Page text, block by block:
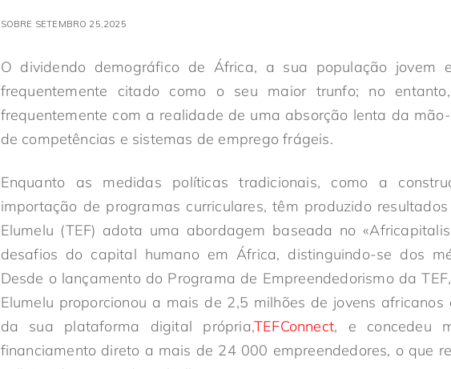
SOBRE SETEMBRO 25,2025
O dividendo demográfico de África, a sua população jovem
frequentemente citado como o seu maior trunfo; no
frequentemente com a realidade de uma absorção lenta da
de competências e sistemas de emprego frágeis.
Enquanto as medidas políticas tradicionais, como a
importação de programas curriculares, têm produzido
Elumelu (TEF) adota uma abordagem baseada no
desafios do capital humano em África, distinguindo-se dos
Desde o lançamento do Programa de Empreendedorismo da
Elumelu proporcionou a mais de 2,5 milhões de jovens
da sua plataforma digital própria,TEFConnect, e concedeu
financiamento direto a mais de 24 000 empreendedores, o que